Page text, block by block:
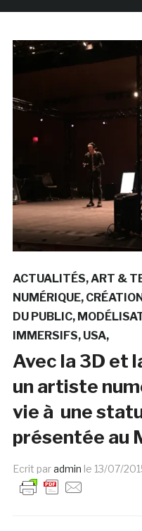
ACTUALITÉS ART &
NUMÉRIQUE
DU PUBLIC
IMMERSIFS USA
Avec la 3D et
un artiste
vie à une
présentée au
Ecrit paradmin le 13/07/